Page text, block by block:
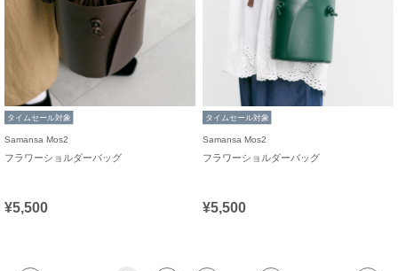
タイムセール対象
Samansa Mos2
フラワーショルダーバッグ
¥5,500
タイムセール対象
Samansa Mos2
フラワーショルダーバッグ
¥5,500